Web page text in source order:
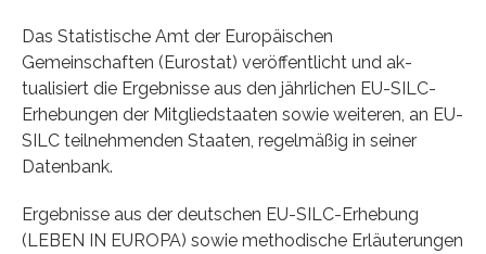
Das Statistische Amt der Europäischen
Gemeinschaften (Eurostat) veröffentlicht und ak­
tualisiert die Ergebnisse aus den jährlichen EU-SILC-
Erhebungen der Mitgliedstaaten sowie weite­ren, an EU-
SILC teilnehmenden Staaten, regelmäßig in seiner
Datenbank.
Ergebnisse aus der deutschen EU-SILC-Erhebung
(LEBEN IN EUROPA) sowie methodische Erläuterungen